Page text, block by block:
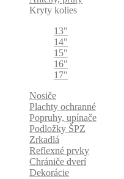
Kryty kolies
13"
14"
15"
16"
17"
Nosiče
Plachty ochranné
Popruhy, upínače
Podložky ŠPZ
Zrkadlá
Reflexné prvky
Chrániče dverí
Dekorácie